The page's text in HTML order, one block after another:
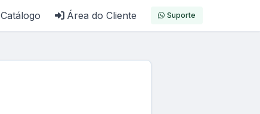
Catálogo Área do Cliente Suporte